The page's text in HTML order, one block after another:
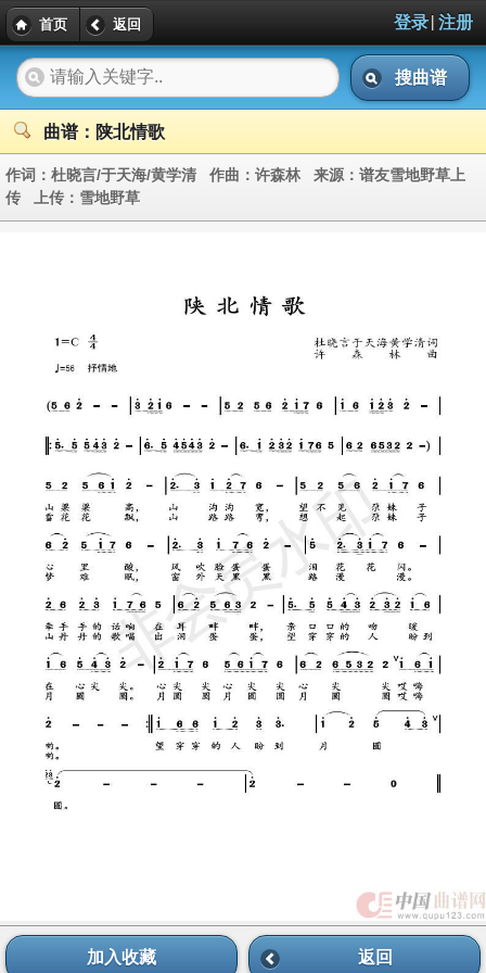
首页 返回 登录| 注册
搜曲谱
曲谱：陕北情歌
作词： 杜晓言/于天海/黄学清 作曲： 许森林 来源： 谱友雪地野草上
传 上传： 雪地野草
加入收藏 返回